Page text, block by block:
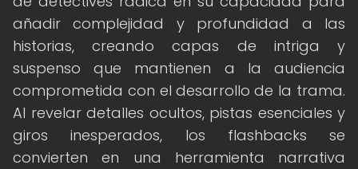
añadir complejidad y profundidad a las
historias, creando capas de intriga y
suspenso que mantienen a la audiencia
comprometida con el desarrollo de la trama.
Al revelar detalles ocultos, pistas esenciales y
giros inesperados, los flashbacks se
convierten en una herramienta narrativa